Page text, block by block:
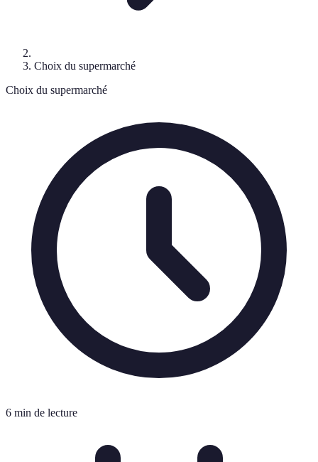
Choix du supermarché
Choix du supermarché
6 min de lecture